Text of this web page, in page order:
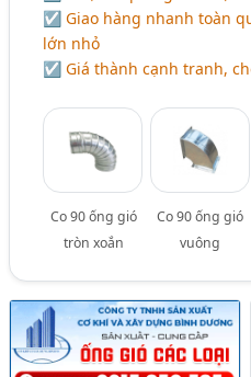
☑ Giao hàng nhanh toàn
lớn nhỏ
☑ Giá thành cạnh tranh,
Co 90 ống gió
tròn xoắn
Co 90 ống gió
vuông